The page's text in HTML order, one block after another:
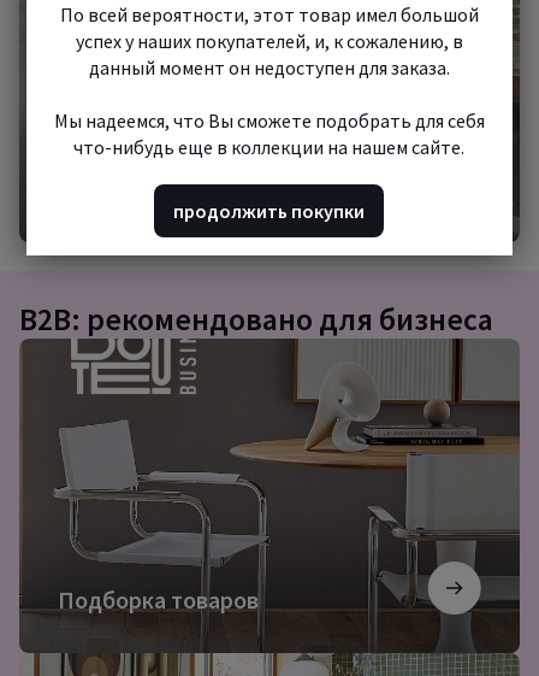
Начать шопинг
B2B: рекомендовано для бизнеса
Подборка товаров
Подборка
товаров
Подробнее
По всей вероятности, этот товар имел большой
успех у наших покупателей, и, к сожалению, в
данный момент он недоступен для заказа.
Мы надеемся, что Вы сможете подобрать для себя
что-нибудь еще в коллекции на нашем сайте.
продолжить покупки